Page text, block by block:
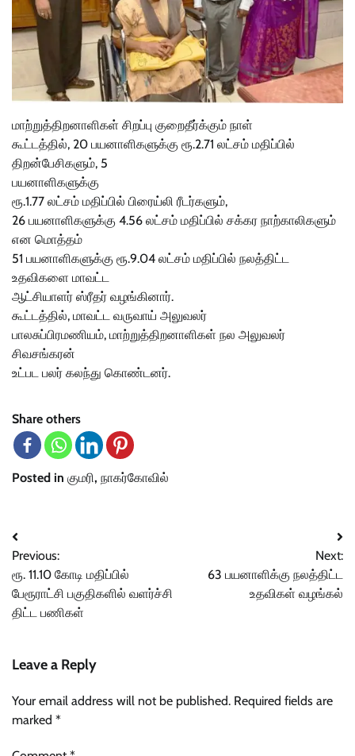
மாற்றுத்திறனாளிகள் சிறப்பு குறைதீர்க்கும் நாள்
கூட்டத்தில், 20 பயனாளிகளுக்கு ரூ.2.71 லட்சம் மதிப்பில்
திறன்பேசிகளும், 5
பயனாளிகளுக்கு
ரூ.1.77 லட்சம் மதிப்பில் பிரைய்லி ரீடர்களும்,
26 பயனாளிகளுக்கு 4.56 லட்சம் மதிப்பில் சக்கர நாற்காலிகளும்
என மொத்தம்
51 பயனாளிகளுக்கு ரூ.9.04 லட்சம் மதிப்பில் நலத்திட்ட
உதவிகளை மாவட்ட
ஆட்சியாளர் ஸ்ரீதர் வழங்கினார்.
கூட்டத்தில், மாவட்ட வருவாய் அலுவலர்
பாலசுப்பிரமணியம், மாற்றுத்திறனாளிகள் நல அலுவலர்
சிவசங்கரன்
உட்பட பலர் கலந்து கொண்டனர்.
Share others
Posted in குமரி, நாகர்கோவில்
Post
navigation
Previous:
ரூ. 11.10 கோடி மதிப்பில்
பேரூராட்சி பகுதிகளில் வளர்ச்சி
திட்ட பணிகள்
Next:
63 பயனாளிக்கு நலத்திட்ட
உதவிகள் வழங்கல்
Leave a Reply
Your email address will not be published. Required fields are
marked *